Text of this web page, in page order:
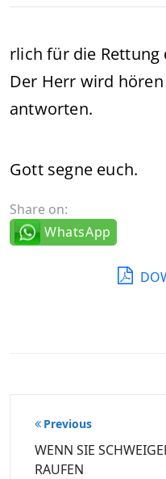
rlich für die Rettung
Der Herr wird
antworten.
Gott segne euch.
Share on:
WhatsApp
Beitragsnavigation
Previous
WENN SIE
RAUFEN